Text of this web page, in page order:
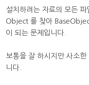
설치하려는 자료의 모든 파
Object 를 찾아
이 되는 문제입니다.
보통을 잘 하시지만 사소
니다.